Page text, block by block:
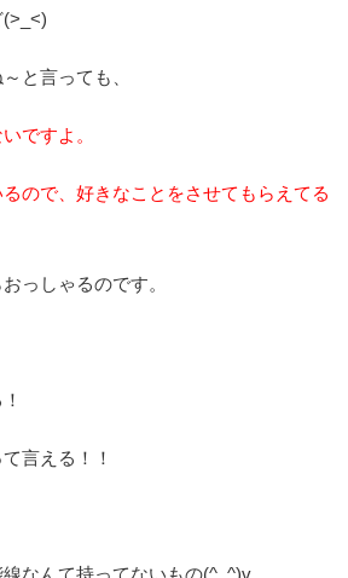
と言っても、
ですよ。
ので、好きなことをさせてもらえてる
っしゃるのです。
言える！！